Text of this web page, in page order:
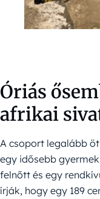
Óriás
afrikai
A csoport legalább
egy idősebb
felnőtt és egy
írják, hogy egy 189